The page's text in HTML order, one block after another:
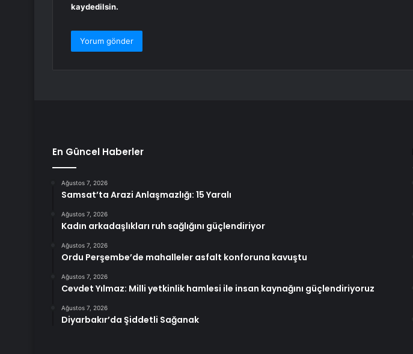
kaydedilsin.
En Güncel Haberler
Ağustos 7, 2026
Samsat’ta Arazi Anlaşmazlığı: 15 Yaralı
Ağustos 7, 2026
Kadın arkadaşlıkları ruh sağlığını güçlendiriyor
Ağustos 7, 2026
Ordu Perşembe’de mahalleler asfalt konforuna kavuştu
Ağustos 7, 2026
Cevdet Yılmaz: Milli yetkinlik hamlesi ile insan kaynağını güçlendiriyoruz
Ağustos 7, 2026
Diyarbakır’da Şiddetli Sağanak